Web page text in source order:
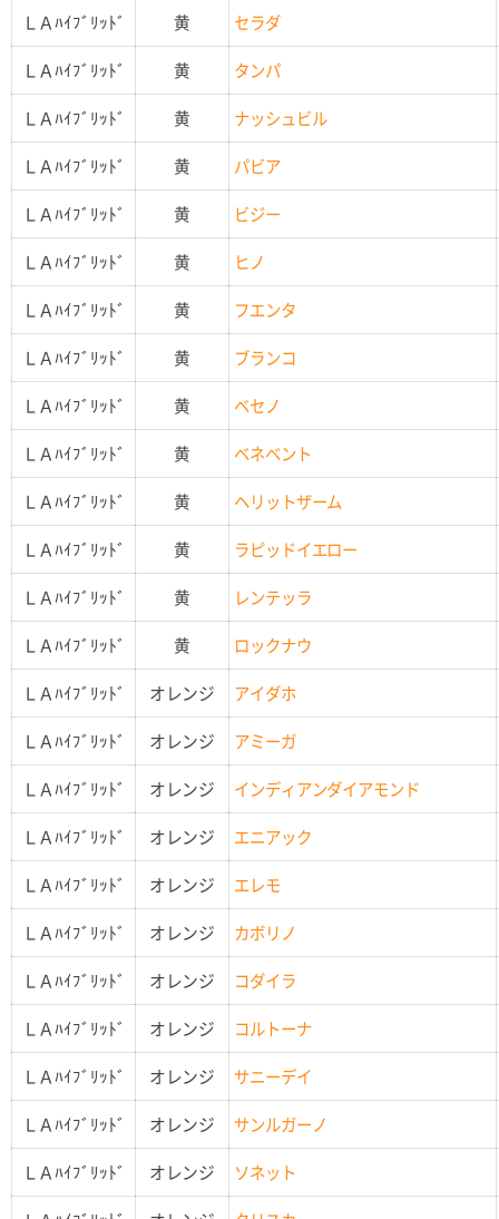
ＬＡﾊｲﾌﾞﾘｯﾄﾞ
黄
セラダ
ＬＡﾊｲﾌﾞﾘｯﾄﾞ
黄
タンパ
ＬＡﾊｲﾌﾞﾘｯﾄﾞ
黄
ナッシュビル
ＬＡﾊｲﾌﾞﾘｯﾄﾞ
黄
パビア
ＬＡﾊｲﾌﾞﾘｯﾄﾞ
黄
ビジー
ＬＡﾊｲﾌﾞﾘｯﾄﾞ
黄
ヒノ
ＬＡﾊｲﾌﾞﾘｯﾄﾞ
黄
フエンタ
ＬＡﾊｲﾌﾞﾘｯﾄﾞ
黄
ブランコ
ＬＡﾊｲﾌﾞﾘｯﾄﾞ
黄
ベセノ
ＬＡﾊｲﾌﾞﾘｯﾄﾞ
黄
ベネベント
ＬＡﾊｲﾌﾞﾘｯﾄﾞ
黄
ヘリットザーム
ＬＡﾊｲﾌﾞﾘｯﾄﾞ
黄
ラピッドイエロー
ＬＡﾊｲﾌﾞﾘｯﾄﾞ
黄
レンテッラ
ＬＡﾊｲﾌﾞﾘｯﾄﾞ
黄
ロックナウ
ＬＡﾊｲﾌﾞﾘｯﾄﾞ
オレンジ
アイダホ
ＬＡﾊｲﾌﾞﾘｯﾄﾞ
オレンジ
アミーガ
ＬＡﾊｲﾌﾞﾘｯﾄﾞ
オレンジ
インディアンダイアモンド
ＬＡﾊｲﾌﾞﾘｯﾄﾞ
オレンジ
エニアック
ＬＡﾊｲﾌﾞﾘｯﾄﾞ
オレンジ
エレモ
ＬＡﾊｲﾌﾞﾘｯﾄﾞ
オレンジ
カボリノ
ＬＡﾊｲﾌﾞﾘｯﾄﾞ
オレンジ
コダイラ
ＬＡﾊｲﾌﾞﾘｯﾄﾞ
オレンジ
コルトーナ
ＬＡﾊｲﾌﾞﾘｯﾄﾞ
オレンジ
サニーデイ
ＬＡﾊｲﾌﾞﾘｯﾄﾞ
オレンジ
サンルガーノ
ＬＡﾊｲﾌﾞﾘｯﾄﾞ
オレンジ
ソネット